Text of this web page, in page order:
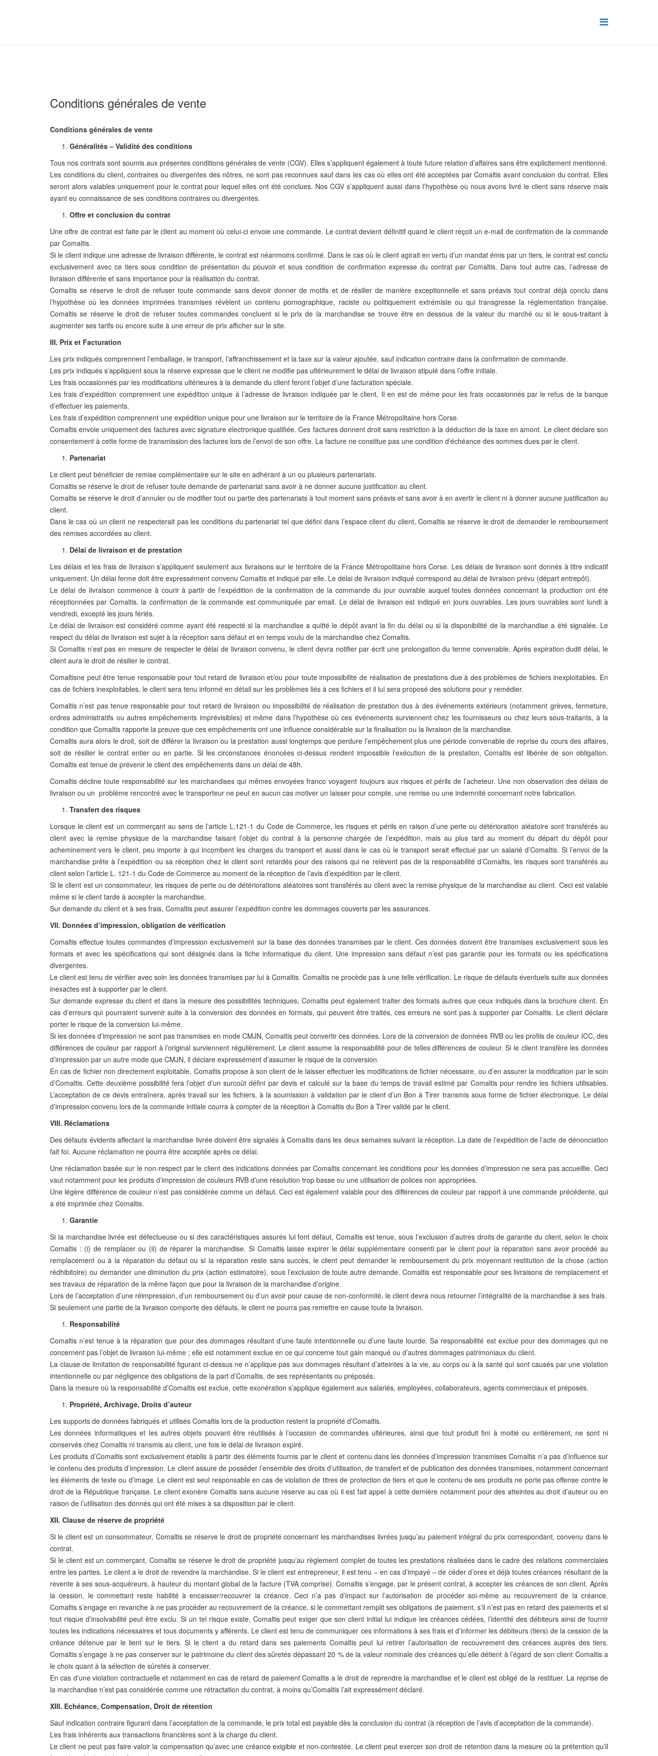
Conditions générales de vente
Conditions générales de vente
Généralités – Validité des conditions
Tous nos contrats sont soumis aux présentes conditions générales de vente (CGV). Elles s’appliquent également à toute future relation d’affaires sans être explicitement mentionné.
Les conditions du client, contraires ou divergentes des nôtres, ne sont pas reconnues sauf dans les cas où elles ont été acceptées par Comaltis avant conclusion du contrat. Elles
seront alors valables uniquement pour le contrat pour lequel elles ont été conclues. Nos CGV s’appliquent aussi dans l’hypothèse où nous avons livré le client sans réserve mais
ayant eu connaissance de ses conditions contraires ou divergentes.
Offre et conclusion du contrat
Une offre de contrat est faite par le client au moment où celui-ci envoie une commande. Le contrat devient définitif quand le client reçoit un e-mail de confirmation de la commande
par Comaltis.
Si le client indique une adresse de livraison différente, le contrat est néanmoins confirmé. Dans le cas où le client agirait en vertu d’un mandat émis par un tiers, le contrat est conclu
exclusivement avec ce tiers sous condition de présentation du pouvoir et sous condition de confirmation expresse du contrat par Comaltis. Dans tout autre cas, l’adresse de
livraison différente et sans importance pour la réalisation du contrat.
Comaltis se réserve le droit de refuser toute commande sans devoir donner de motifs et de résilier de manière exceptionnelle et sans préavis tout contrat déjà conclu dans
l’hypothèse où les données imprimées transmises révèlent un contenu pornographique, raciste ou politiquement extrémiste ou qui transgresse la réglementation française.
Comaltis se réserve le droit de refuser toutes commandes concluent si le prix de la marchandise se trouve être en dessous de la valeur du marché ou si le sous-traitant à
augmenter ses tarifs ou encore suite à une erreur de prix afficher sur le site.
III. Prix et Facturation
Les prix indiqués comprennent l’emballage, le transport, l’affranchissement et la taxe sur la valeur ajoutée, sauf indication contraire dans la confirmation de commande.
Les prix indiqués s’appliquent sous la réserve expresse que le client ne modifie pas ultérieurement le délai de livraison stipulé dans l’offre initiale.
Les frais occasionnés par les modifications ultérieures à la demande du client feront l’objet d’une facturation spéciale.
Les frais d’expédition comprennent une expédition unique à l’adresse de livraison indiquée par le client. Il en est de même pour les frais occasionnés par le refus de la banque
d’effectuer les paiements.
Les frais d’expédition comprennent une expédition unique pour une livraison sur le territoire de la France Métropolitaine hors Corse.
Comaltis envoie uniquement des factures avec signature électronique qualifiée. Ces factures donnent droit sans restriction à la déduction de la taxe en amont. Le client déclare son
consentement à cette forme de transmission des factures lors de l’envoi de son offre. La facture ne constitue pas une condition d’échéance des sommes dues par le client.
Partenariat
Le client peut bénéficier de remise complémentaire sur le site en adhérant à un ou plusieurs partenariats.
Comaltis se réserve le droit de refuser toute demande de partenariat sans avoir à ne donner aucune justification au client.
Comaltis se réserve le droit d’annuler ou de modifier tout ou partie des partenariats à tout moment sans préavis et sans avoir à en avertir le client ni à donner aucune justification au
client.
Dans le cas où un client ne respecterait pas les conditions du partenariat tel que défini dans l’espace client du client, Comaltis se réserve le droit de demander le remboursement
des remises accordées au client.
Délai de livraison et de prestation
Les délais et les frais de livraison s’appliquent seulement aux livraisons sur le territoire de la France Métropolitaine hors Corse. Les délais de livraison sont donnés à titre indicatif
uniquement. Un délai ferme doit être expressément convenu Comaltis et indiqué par elle. Le délai de livraison indiqué correspond au délai de livraison prévu (départ entrepôt).
Le délai de livraison commence à courir à partir de l’expédition de la confirmation de la commande du jour ouvrable auquel toutes données concernant la production ont été
réceptionnées par Comaltis, la confirmation de la commande est communiquée par email. Le délai de livraison est indiqué en jours ouvrables. Les jours ouvrables sont lundi à
vendredi, excepté les jours fériés.
Le délai de livraison est considéré comme ayant été respecté si la marchandise a quitté le dépôt avant la fin du délai ou si la disponibilité de la marchandise a été signalée. Le
respect du délai de livraison est sujet à la réception sans défaut et en temps voulu de la marchandise chez Comaltis.
Si Comaltis n’est pas en mesure de respecter le délai de livraison convenu, le client devra notifier par écrit une prolongation du terme convenable. Après expiration dudit délai, le
client aura le droit de résilier le contrat.
Comaltisne peut être tenue responsable pour tout retard de livraison et/ou pour toute impossibilité de réalisation de prestations due à des problèmes de fichiers inexploitables. En
cas de fichiers inexploitables, le client sera tenu informé en détail sur les problèmes liés à ces fichiers et il lui sera proposé des solutions pour y remédier.
Comaltis n’est pas tenue responsable pour tout retard de livraison ou impossibilité de réalisation de prestation dus à des événements extérieurs (notamment grèves, fermeture,
ordres administratifs ou autres empêchements imprévisibles) et même dans l’hypothèse où ces événements surviennent chez les fournisseurs ou chez leurs sous-traitants, à la
condition que Comaltis rapporte la preuve que ces empêchements ont une influence considérable sur la finalisation ou la livraison de la marchandise.
Comaltis aura alors le droit, soit de différer la livraison ou la prestation aussi longtemps que perdure l’empêchement plus une période convenable de reprise du cours des affaires,
soit de résilier le contrat entier ou en partie. Si les circonstances énoncées ci-dessus rendent impossible l’exécution de la prestation, Comaltis est libérée de son obligation.
Comaltis est tenue de prévenir le client des empêchements dans un délai de 48h.
Comaltis décline toute responsabilité sur les marchandises qui mêmes envoyées franco voyagent toujours aux risques et périls de l’acheteur. Une non observation des délais de
livraison ou un problème rencontré avec le transporteur ne peut en aucun cas motiver un laisser pour compte, une remise ou une indemnité concernant notre fabrication.
Transfert des risques
Lorsque le client est un commerçant au sens de l’article L.121-1 du Code de Commerce, les risques et périls en raison d’une perte ou détérioration aléatoire sont transférés au
client avec la remise physique de la marchandise faisant l’objet du contrat à la personne chargée de l’expédition, mais au plus tard au moment du départ du dépôt pour
acheminement vers le client, peu importe à qui incombent les charges du transport et aussi dans le cas où le transport serait effectué par un salarié d’Comaltis. Si l’envoi de la
marchandise prête à l’expédition ou sa réception chez le client sont retardés pour des raisons qui ne relèvent pas de la responsabilité d’Comaltis, les risques sont transférés au
client selon l’article L. 121-1 du Code de Commerce au moment de la réception de l’avis d’expédition par le client.
Si le client est un consommateur, les risques de perte ou de détériorations aléatoires sont transférés au client avec la remise physique de la marchandise au client. Ceci est valable
même si le client tarde à accepter la marchandise.
Sur demande du client et à ses frais, Comaltis peut assurer l’expédition contre les dommages couverts par les assurances.
VII. Données d’impression, obligation de vérification
Comaltis effectue toutes commandes d’impression exclusivement sur la base des données transmises par le client. Ces données doivent être transmises exclusivement sous les
formats et avec les spécifications qui sont désignés dans la fiche informatique du client. Une impression sans défaut n’est pas garantie pour les formats ou les spécifications
divergentes.
Le client est tenu de vérifier avec soin les données transmises par lui à Comaltis. Comaltis ne procède pas à une telle vérification. Le risque de défauts éventuels suite aux données
inexactes est à supporter par le client.
Sur demande expresse du client et dans la mesure des possibilités techniques, Comaltis peut également traiter des formats autres que ceux indiqués dans la brochure client. En
cas d’erreurs qui pourraient survenir suite à la conversion des données en formats, qui peuvent être traités, ces erreurs ne sont pas à supporter par Comaltis. Le client déclare
porter le risque de la conversion lui-même.
Si les données d’impression ne sont pas transmises en mode CMJN, Comaltis peut convertir ces données. Lors de la conversion de données RVB ou les profils de couleur ICC, des
différences de couleur par rapport à l’original surviennent régulièrement. Le client assume la responsabilité pour de telles différences de couleur. Si le client transfère les données
d’impression par un autre mode que CMJN, il déclare expressément d’assumer le risque de la conversion.
En cas de fichier non directement exploitable, Comaltis propose à son client de le laisser effectuer les modifications de fichier nécessaire, ou d’en assurer la modification par le soin
d’Comaltis. Cette deuxième possibilité fera l’objet d’un surcoût défini par devis et calculé sur la base du temps de travail estimé par Comaltis pour rendre les fichiers utilisables.
L’acceptation de ce devis entraînera, après travail sur les fichiers, à la soumission à validation par le client d’un Bon à Tirer transmis sous forme de fichier électronique. Le délai
d’impression convenu lors de la commande initiale courra à compter de la réception à Comaltis du Bon à Tirer validé par le client.
VIII. Réclamations
Des défauts évidents affectant la marchandise livrée doivent être signalés à Comaltis dans les deux semaines suivant la réception. La date de l’expédition de l’acte de dénonciation
fait foi. Aucune réclamation ne pourra être acceptée après ce délai.
Une réclamation basée sur le non-respect par le client des indications données par Comaltis concernant les conditions pour les données d’impression ne sera pas accueillie. Ceci
vaut notamment pour les produits d’impression de couleurs RVB d’une résolution trop basse ou une utilisation de polices non appropriées.
Une légère différence de couleur n’est pas considérée comme un défaut. Ceci est également valable pour des différences de couleur par rapport à une commande précédente, qui
a été imprimée chez Comaltis.
Garantie
Si la marchandise livrée est défectueuse ou si des caractéristiques assurés lui font défaut, Comaltis est tenue, sous l’exclusion d’autres droits de garantie du client, selon le choix
Comaltis : (i) de remplacer ou (ii) de réparer la marchandise. Si Comaltis laisse expirer le délai supplémentaire consenti par le client pour la réparation sans avoir procédé au
remplacement ou à la réparation du défaut ou si la réparation reste sans succès, le client peut demander le remboursement du prix moyennant restitution de la chose (action
rédhibitoire) ou demander une diminution du prix (action estimatoire), sous l’exclusion de toute autre demande. Comaltis est responsable pour ses livraisons de remplacement et
ses travaux de réparation de la même façon que pour la livraison de la marchandise d’origine.
Lors de l’acceptation d’une réimpression, d’un remboursement ou d’un avoir pour cause de non-conformité, le client devra nous retourner l’intégralité de la marchandise à ses frais.
Si seulement une partie de la livraison comporte des défauts, le client ne pourra pas remettre en cause toute la livraison.
Responsabilité
Comaltis n’est tenue à la réparation que pour des dommages résultant d’une faute intentionnelle ou d’une faute lourde. Sa responsabilité est exclue pour des dommages qui ne
concernent pas l’objet de livraison lui-même ; elle est notamment exclue en ce qui concerne tout gain manqué ou d’autres dommages patrimoniaux du client.
La clause de limitation de responsabilité figurant ci-dessus ne n’applique pas aux dommages résultant d’atteintes à la vie, au corps ou à la santé qui sont causés par une violation
intentionnelle ou par négligence des obligations de la part d’Comaltis, de ses représentants ou préposés.
Dans la mesure où la responsabilité d’Comaltis est exclue, cette exonération s’applique également aux salariés, employées, collaborateurs, agents commerciaux et préposés.
Propriété, Archivage, Droits d’auteur
Les supports de données fabriqués et utilisés Comaltis lors de la production restent la propriété d’Comaltis.
Les données informatiques et les autres objets pouvant être réutilisés à l’occasion de commandes ultérieures, ainsi que tout produit fini à moitié ou entièrement, ne sont ni
conservés chez Comaltis ni transmis au client, une fois le délai de livraison expiré.
Les produits d’Comaltis sont exclusivement établis à partir des éléments fournis par le client et contenu dans les données d’impression transmises Comaltis n’a pas d’influence sur
le contenu des produits d’impression. Le client assure de posséder l’ensemble des droits d’utilisation, de transfert et de publication des données transmises, notamment concernant
les éléments de texte ou d’image. Le client est seul responsable en cas de violation de titres de protection de tiers et que le contenu de ses produits ne porte pas offense contre le
droit de la République française. Le client exonère Comaltis sans aucune réserve au cas où il est fait appel à cette dernière notamment pour des atteintes au droit d’auteur ou en
raison de l’utilisation des donnés qui ont été mises à sa disposition par le client.
XII. Clause de réserve de propriété
Si le client est un consommateur, Comaltis se réserve le droit de propriété concernant les marchandises livrées jusqu’au paiement intégral du prix correspondant, convenu dans le
contrat.
Si le client est un commerçant, Comaltis se réserve le droit de propriété jusqu’au règlement complet de toutes les prestations réalisées dans le cadre des relations commerciales
entre les parties. Le client a le droit de revendre la marchandise. Si le client est entrepreneur, il est tenu – en cas d’impayé – de céder d’ores et déjà toutes créances résultant de la
revente à ses sous-acquéreurs, à hauteur du montant global de la facture (TVA comprise). Comaltis s’engage, par le présent contrat, à accepter les créances de son client. Après
la cession, le commettant reste habilité à encaisser/recouvrer la créance. Ceci n’a pas d’impact sur l’autorisation de procéder soi-même au recouvrement de la créance.
Comaltis s’engage en revanche à ne pas procéder au recouvrement de la créance, si le commettant remplit ses obligations de paiement, s’il n’est pas en retard des paiements et si
tout risque d’insolvabilité peut être exclu. Si un tel risque existe, Comaltis peut exiger que son client initial lui indique les créances cédées, l’identité des débiteurs ainsi de fournir
toutes les indications nécessaires et tous documents y afférents. Le client est tenu de communiquer ces informations à ses frais et d’informer les débiteurs (tiers) de la cession de la
créance détenue par le lient sur le tiers. Si le client a du retard dans ses paiements Comaltis peut lui retirer l’autorisation de recouvrement des créances auprès des tiers.
Comaltis s’engage à ne pas conserver sur le patrimoine du client des sûretés dépassant 20 % de la valeur nominale des créances qu’elle détient à l’égard de son client Comaltis a
le choix quant à la sélection de sûretés à conserver.
En cas d’une violation contractuelle et notamment en cas de retard de paiement Comaltis a le droit de reprendre la marchandise et le client est obligé de la restituer. La reprise de
la marchandise n’est pas considérée comme une rétractation du contrat, à moins qu’Comaltis l’ait expressément déclaré.
XIII. Echéance, Compensation, Droit de rétention
Sauf indication contraire figurant dans l’acceptation de la commande, le prix total est payable dès la conclusion du contrat (à réception de l’avis d’acceptation de la commande).
Les frais inhérents aux transactions financières sont à la charge du client.
Le client ne peut pas faire valoir la compensation qu’avec une créance exigible et non-contestée. Le client peut exercer son droit de rétention dans la mesure où la prétention qu’il